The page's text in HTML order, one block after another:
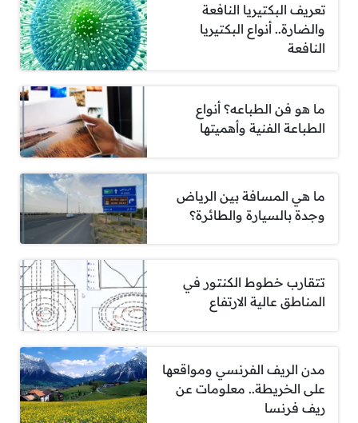
تعريف البكتيريا النافعة
والضارة.. أنواع البكتيريا
النافعة
ما هو فن الطباعه؟ أنواع
الطباعة الفنية وأهميتها
ما هي المسافة بين الرياض
وجدة بالسيارة والطائرة؟
تتقارب خطوط الكنتور في
المناطق عالية الارتفاع
مدن الريف الفرنسي ومواقعها
على الخريطة.. معلومات عن
ريف فرنسا